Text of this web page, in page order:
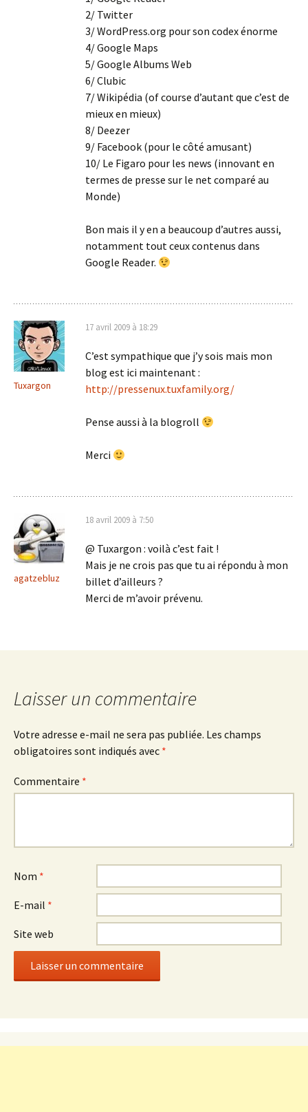
2/ Twitter
3/ WordPress.org pour son codex énorme
4/ Google Maps
5/ Google Albums Web
6/ Clubic
7/ Wikipédia (of course d’autant que c’est de
mieux en mieux)
8/ Deezer
9/ Facebook (pour le côté amusant)
10/ Le Figaro pour les news (innovant en
termes de presse sur le net comparé au
Monde)
Bon mais il y en a beaucoup d’autres aussi,
notamment tout ceux contenus dans
Google Reader.
Tuxargon
17 avril 2009 à 18:29
C’est sympathique que j’y sois mais mon
blog est ici maintenant :
http://pressenux.tuxfamily.org/
Pense aussi à la blogroll
Merci
agatzebluz
18 avril 2009 à 7:50
@ Tuxargon : voilà c’est fait !
Mais je ne crois pas que tu ai répondu à mon
billet d’ailleurs ?
Merci de m’avoir prévenu.
Laisser un commentaire
Votre adresse e-mail ne sera pas publiée. Les champs
obligatoires sont indiqués avec *
Commentaire *
Nom *
E-mail *
Site web